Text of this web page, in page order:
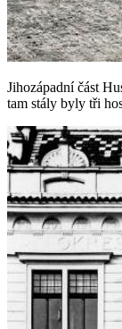
Jihozápadní část
tam stály byly tři